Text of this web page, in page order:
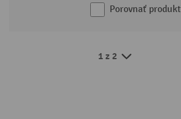
Porovnať produkt
1 z 2